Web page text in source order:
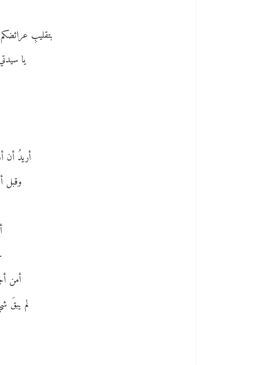
بتقليبِ
يا
أريدُ أن
وقبل
أمن
لم يبقَ